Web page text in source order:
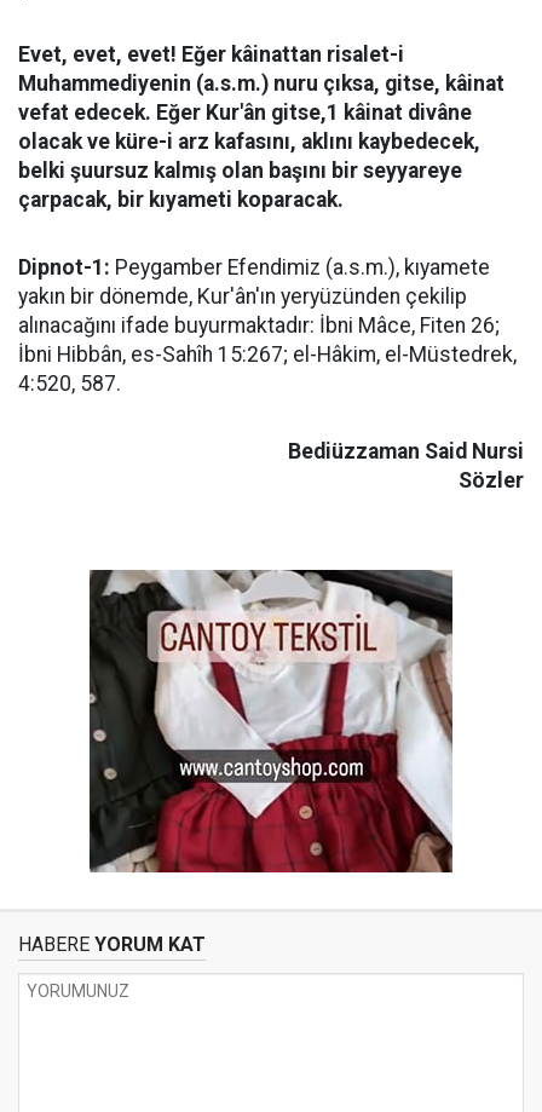
Evet, evet, evet! Eğer kâinattan risalet-i
Muhammediyenin (a.s.m.) nuru çıksa, gitse, kâinat
vefat edecek. Eğer Kur'ân gitse,1 kâinat divâne
olacak ve küre-i arz kafasını, aklını kaybedecek,
belki şuursuz kalmış olan başını bir seyyareye
çarpacak, bir kıyameti koparacak.
Dipnot-1: Peygamber Efendimiz (a.s.m.), kıyamete
yakın bir dönemde, Kur'ân'ın yeryüzünden çekilip
alınacağını ifade buyurmaktadır: İbni Mâce, Fiten 26;
İbni Hibbân, es-Sahîh 15:267; el-Hâkim, el-Müstedrek,
4:520, 587.
Bediüzzaman Said Nursi
Sözler
HABERE YORUM KAT